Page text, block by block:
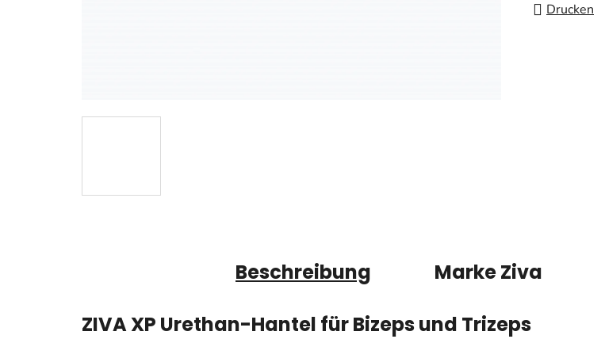
Drucken
Beschreibung MarkeZiva
ZIVA XP Urethan-Hantel für Bizeps und Trizeps